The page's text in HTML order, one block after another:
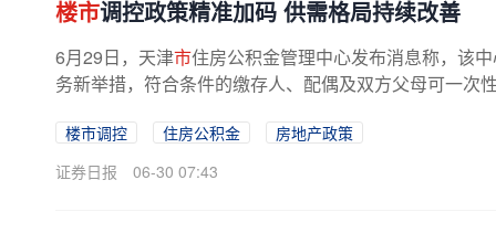
楼市调控政策精准加码 供需格局持续改善
6月29日，天津市住房公积金管理中心发布消息称，该
务新举措，符合条件的缴存人、配偶及双方父母可一次
楼市调控 住房公积金
房地产政策
证券日报
06-30 07:43